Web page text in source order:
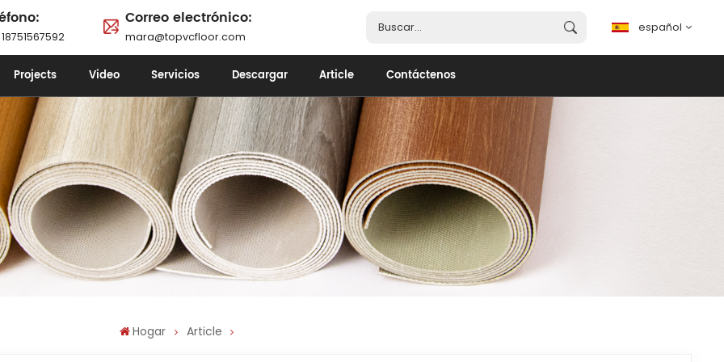
Correo electrónico:
mara@topvcfloor.com
español
español
Projects Video Servicios Descargar Article Contáctenos
Hogar Article